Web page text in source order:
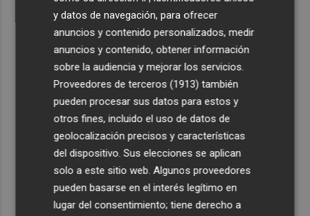
y datos de navegación, para ofrecer
anuncios y contenido personalizados, medir
anuncios y contenido, obtener información
sobre la audiencia y mejorar los servicios.
Proveedores de terceros (1913) también
pueden procesar sus datos para estos y
otros fines, incluido el uso de datos de
geolocalización precisos y características
del dispositivo. Sus elecciones se aplican
solo a este sitio web. Algunos proveedores
pueden basarse en el interés legítimo en
lugar del consentimiento; tiene derecho a